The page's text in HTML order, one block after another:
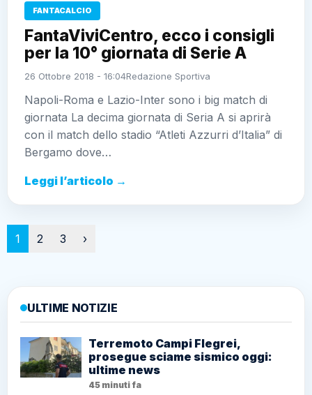
FANTACALCIO
FantaViviCentro, ecco i consigli
per la 10° giornata di Serie A
26 Ottobre 2018 - 16:04Redazione Sportiva
Napoli-Roma e Lazio-Inter sono i big match di
giornata La decima giornata di Seria A si aprirà
con il match dello stadio “Atleti Azzurri d’Italia” di
Bergamo dove…
Leggi l’articolo →
Paginazione
1 2 3 ›
ULTIME NOTIZIE
Terremoto Campi Flegrei,
prosegue sciame sismico oggi:
ultime news
45 minuti fa